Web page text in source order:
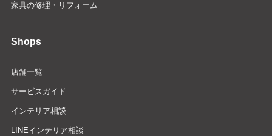
家具の修理・リフォーム
Shops
店舗一覧
サービスガイド
インテリア相談
LINEインテリア相談